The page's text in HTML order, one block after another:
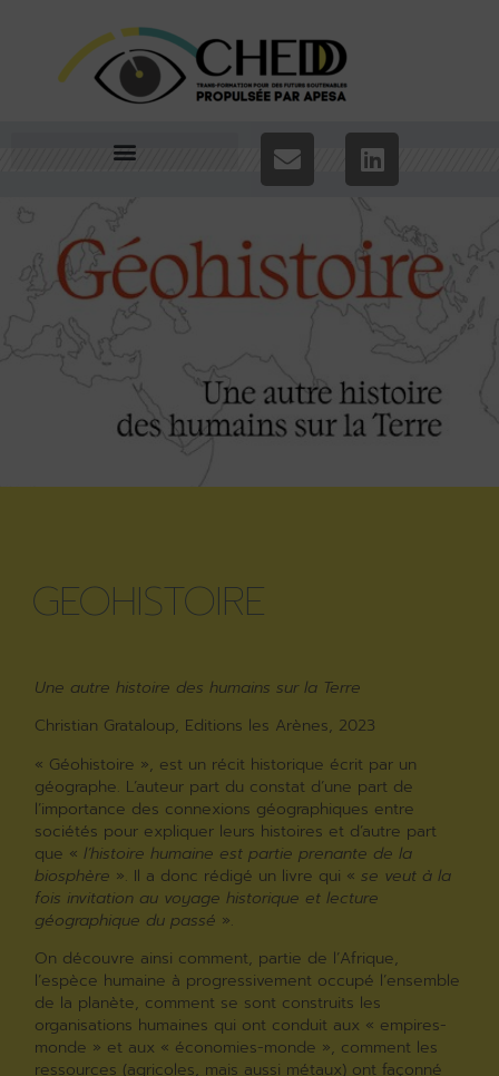
GEOHISTOIRE
Une autre histoire des humains sur la Terre
Christian Grataloup, Editions les Arènes, 2023
« Géohistoire », est un récit historique écrit par un
géographe. L’auteur part du constat d’une part de
l’importance des connexions géographiques entre
sociétés pour expliquer leurs histoires et d’autre part
que «l’histoire humaine est partie prenante de la
biosphère ». Il a donc rédigé un livre qui «se veut à la
fois invitation au voyage historique et lecture
géographique du passé ».
On découvre ainsi comment, partie de l’Afrique,
l’espèce humaine à progressivement occupé l’ensemble
de la planète, comment se sont construits les
organisations humaines qui ont conduit aux « empires-
monde » et aux « économies-monde », comment les
ressources (agricoles, mais aussi métaux) ont façonné